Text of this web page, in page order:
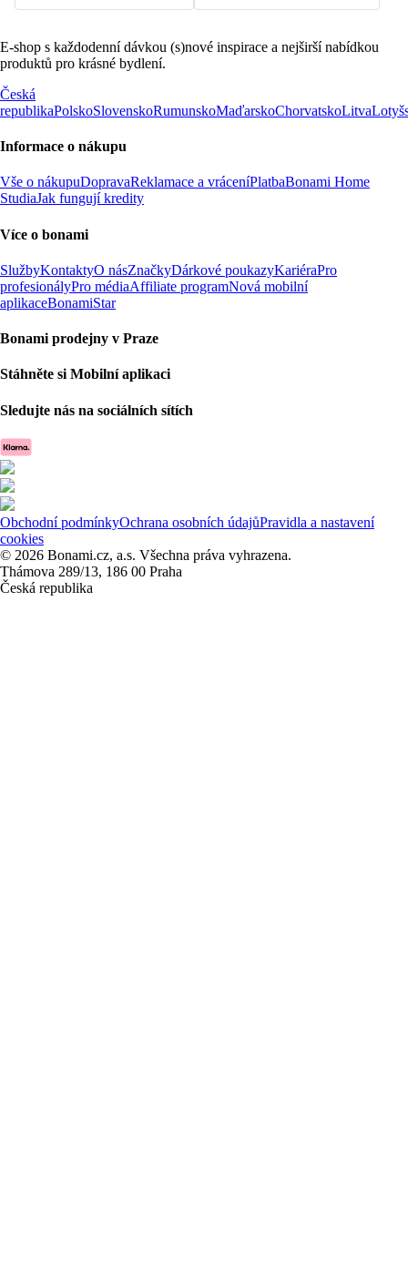
E-shop s každodenní dávkou (s)nové inspirace a nejširší nabídkou
produktů pro krásné bydlení.
Česká
republikaPolskoSlovenskoRumunskoMaďarskoChorvatskoLitva
Informace o nákupu
Vše o nákupuDopravaReklamace a vráceníPlatbaBonami Home
StudiaJak fungují kredity
Více o bonami
SlužbyKontaktyO násZnačkyDárkové poukazyKariéraPro
profesionályPro médiaAffiliate programNová mobilní
aplikaceBonamiStar
Bonami prodejny v Praze
Stáhněte si Mobilní aplikaci
Sledujte nás na sociálních sítích
Obchodní podmínkyOchrana osobních údajůPravidla a nastavení
cookies
© 2026 Bonami.cz, a.s. Všechna práva vyhrazena.
Thámova 289/13, 186 00 Praha
Česká republika